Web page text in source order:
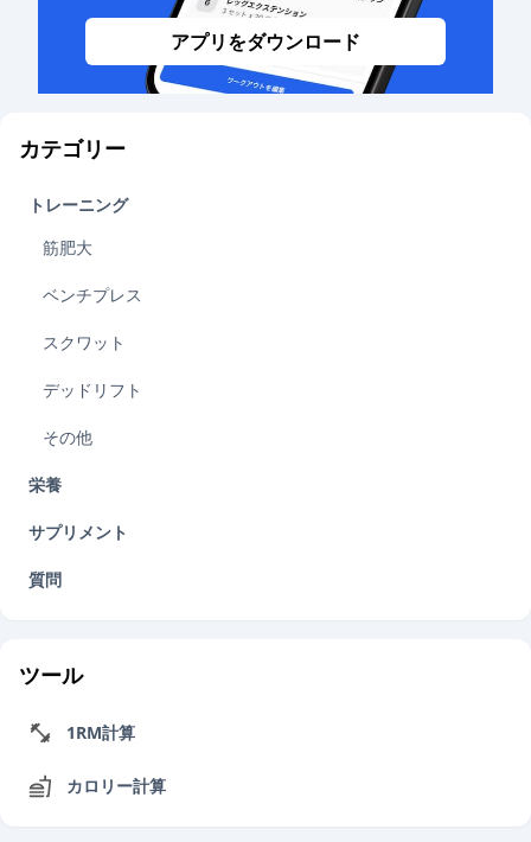
アプリをダウンロード
カテゴリー
トレーニング
筋肥大
ベンチプレス
スクワット
デッドリフト
その他
栄養
サプリメント
質問
ツール
1RM計算
カロリー計算